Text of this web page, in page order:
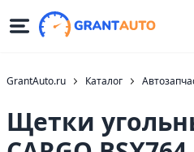
GrantAuto.ru Каталог
Щетки